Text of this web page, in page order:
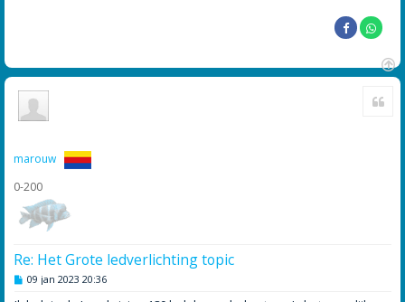
O
marouw
0-200
Re: Het Grote ledverlichting topic
B09 jan 2023 20:36